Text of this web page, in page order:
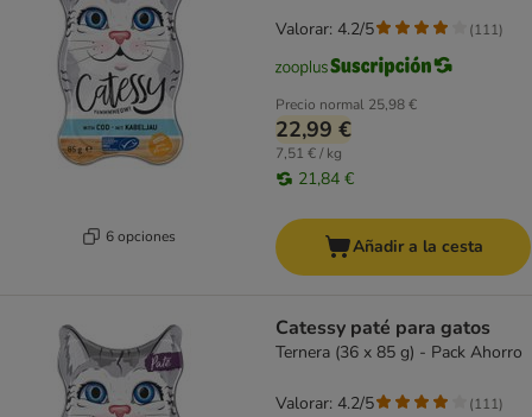
6 opciones
Precio normal 25,98 €
22,99 €
7,51 € / kg
21,84 €
Valorar: 4.2/5 (111)
Añadir a la cesta
Catessy paté para gatos
Ternera (36 x 85 g) - Pack Ahorro
Valorar: 4.2/5 (111)